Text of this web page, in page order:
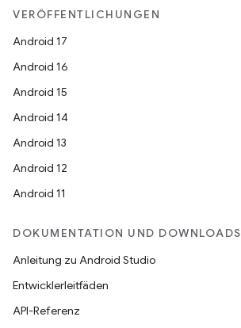
VERÖFFENTLICHUNGEN
Android 17
Android 16
Android 15
Android 14
Android 13
Android 12
Android 11
DOKUMENTATION UND DOWNLOADS
Anleitung zu Android Studio
Entwicklerleitfäden
API-Referenz